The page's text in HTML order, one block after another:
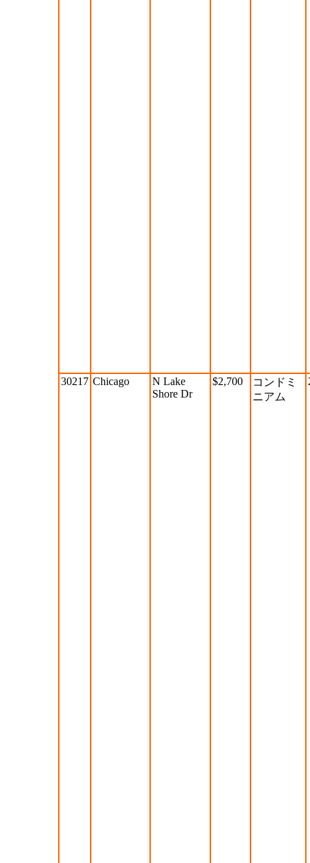
30217 Chicago
N Lake
Shore Dr
$2,700
コンドミ
ニアム